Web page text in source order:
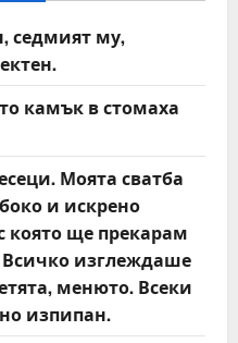
седмият му,
камък в стомаха
Моята сватба
и искрено
която ще прекарам
Всичко изглеждаше
менюто. Всеки
изпипан.